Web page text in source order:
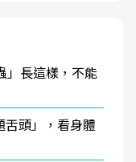
」長這樣，不能
舌頭」，看身體